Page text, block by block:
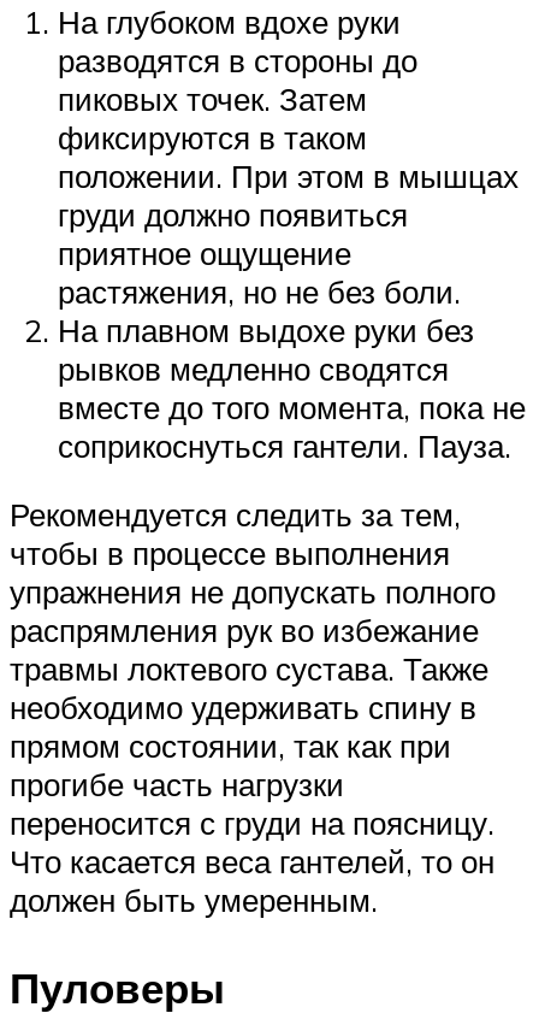
На глубоком вдохе руки
разводятся в стороны до
пиковых точек. Затем
фиксируются в таком
положении. При этом в мышцах
груди должно появиться
приятное ощущение
растяжения, но не без боли.
На плавном выдохе руки без
рывков медленно сводятся
вместе до того момента, пока не
соприкоснуться гантели. Пауза.
Рекомендуется следить за тем,
чтобы в процессе выполнения
упражнения не допускать полного
распрямления рук во избежание
травмы локтевого сустава. Также
необходимо удерживать спину в
прямом состоянии, так как при
прогибе часть нагрузки
переносится с груди на поясницу.
Что касается веса гантелей, то он
должен быть умеренным.
Пуловеры